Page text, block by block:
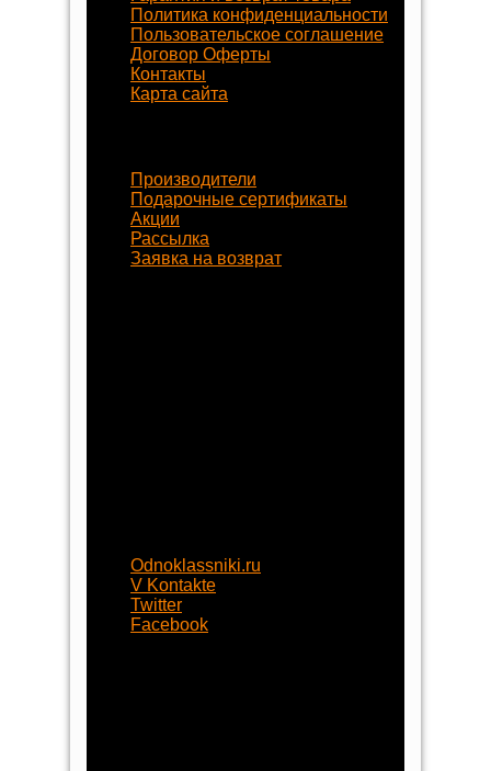
Политика конфиденциальности
Пользовательское соглашение
Договор Оферты
Контакты
Карта сайта
Производители
Подарочные сертификаты
Акции
Рассылка
Заявка на возврат
Odnoklassniki.ru
V Kontakte
Twitter
Facebook